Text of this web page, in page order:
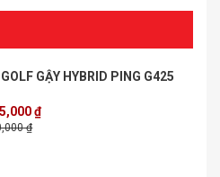
GOLF GẬY HYBRID PING G425
₫
₫